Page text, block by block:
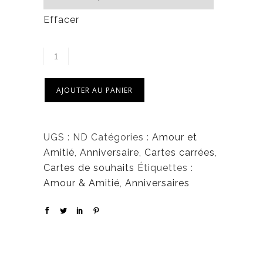
Effacer
AJOUTER AU PANIER
UGS : ND Catégories : Amour et
Amitié, Anniversaire, Cartes carrées,
Cartes de souhaits Étiquettes :
Amour & Amitié, Anniversaires